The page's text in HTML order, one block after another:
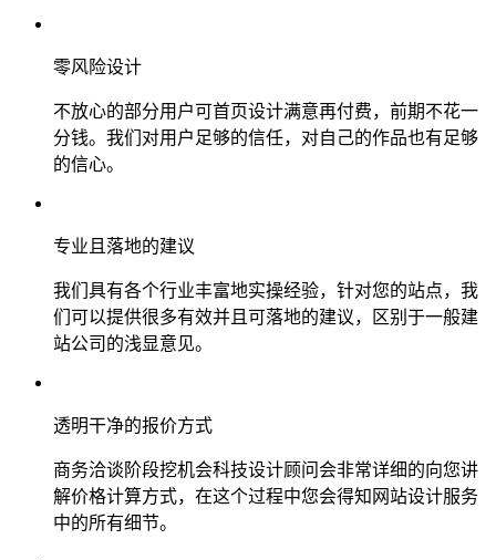
零风险设计
不放心的部分用户可首页设计满意再付费，前期不花一
分钱。我们对用户足够的信任，对自己的作品也有足够
的信心。
专业且落地的建议
我们具有各个行业丰富地实操经验，针对您的站点，我
们可以提供很多有效并且可落地的建议，区别于一般建
站公司的浅显意见。
透明干净的报价方式
商务洽谈阶段挖机会科技设计顾问会非常详细的向您讲
解价格计算方式，在这个过程中您会得知网站设计服务
中的所有细节。